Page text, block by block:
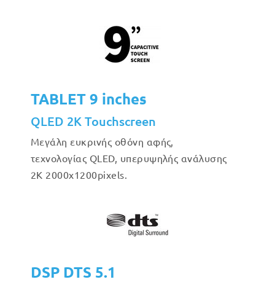
TABLET 9 inches
QLED 2K Touchscreen
Μεγάλη ευκρινής οθόνη αφής,
τεχνολογίας QLED, υπερυψηλής ανάλυσης
2Κ 2000x1200pixels.
DSP DTS 5.1